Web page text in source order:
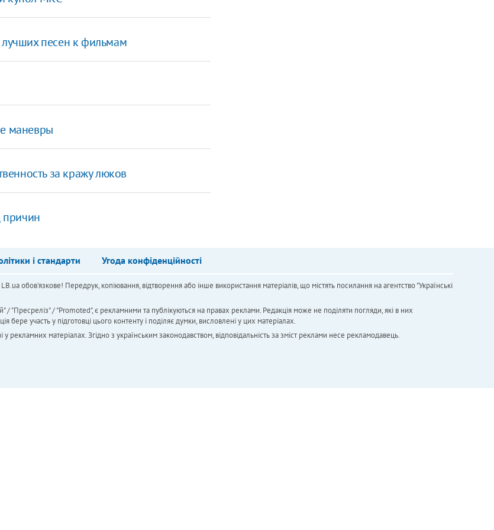
песен к фильмам
маневры
за кражу люков
причин
і стандарти Угода конфіденційності
обов'язкове! Передрук, копіювання, відтворення або інше використання матеріалів, що містять посилання на агентство "Українськi
/ "Пресреліз" / "Promoted", є рекламними та публікуються на правах реклами. Редакція може не поділяти погляди, які в них
участь у підготовці цього контенту і поділяє думки, висловлені у цих матеріалах.
рекламних матеріалах. Згідно з українським законодавством, відповідальність за зміст реклами несе рекламодавець.